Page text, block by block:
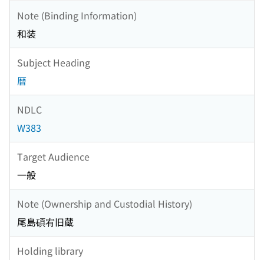
Note (Binding Information)
和装
Subject Heading
暦
NDLC
W383
Target Audience
一般
Note (Ownership and Custodial History)
尾島碩宥旧蔵
Holding library